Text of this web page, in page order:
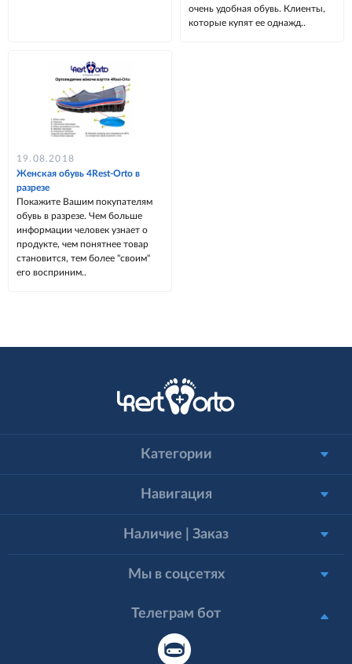
очень удобная обувь. Клиенты,
которые купят ее однажд..
19.08.2018
Женская обувь 4Rest-Orto в
разрезе
Покажите Вашим покупателям
обувь в разрезе. Чем больше
информации человек узнает о
продукте, чем понятнее товар
становится, тем более "своим"
его восприним..
Категории
Навигация
Наличие | Заказ
Мы в соцсетях
Телеграм бот